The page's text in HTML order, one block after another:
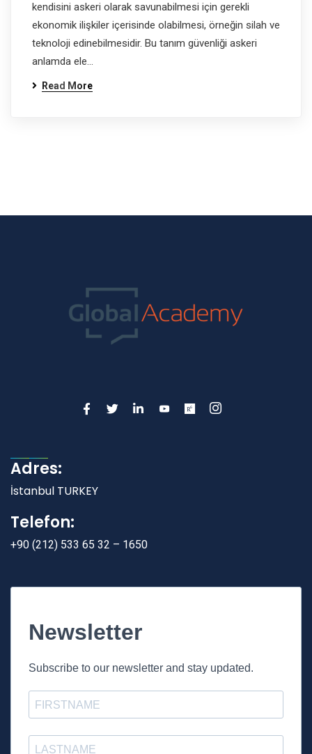
kendisini askeri olarak savunabilmesi için gerekli
ekonomik ilişkiler içerisinde olabilmesi, örneğin silah ve
teknoloji edinebilmesidir. Bu tanım güvenliği askeri
anlamda ele…
Read More
Adres:
İstanbul TURKEY
Telefon:
+90 (212) 533 65 32 – 1650
Newsletter
Subscribe to our newsletter and stay updated.